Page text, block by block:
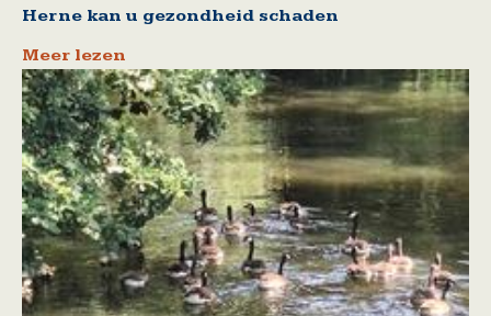
Herne kan u gezondheid schaden
Meer lezen